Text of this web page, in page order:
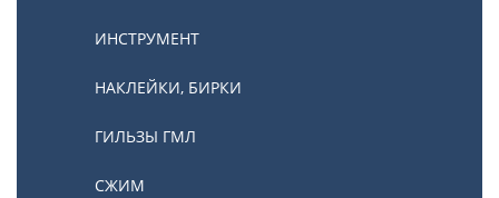
ИНСТРУМЕНТ
НАКЛЕЙКИ, БИРКИ
ГИЛЬЗЫ ГМЛ
СЖИМ